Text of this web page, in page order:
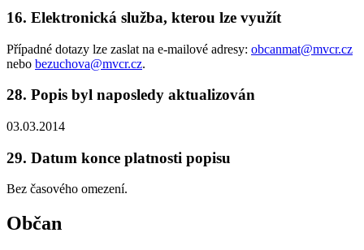
16. Elektronická služba, kterou lze využít
Případné dotazy lze zaslat na e-mailové adresy: obcanmat@mvcr.cz
nebo bezuchova@mvcr.cz.
28. Popis byl naposledy aktualizován
03.03.2014
29. Datum konce platnosti popisu
Bez časového omezení.
Občan